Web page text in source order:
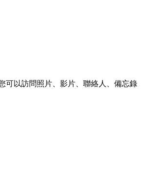
可以訪問照片、影片、聯絡人、備忘錄